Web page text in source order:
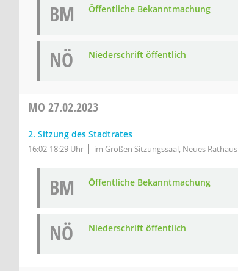
BM Öffentliche Bekanntmachung
NÖ Niederschrift öffentlich
MO 27.02.2023
2. Sitzung des Stadtrates
16:02-18:29 Uhr im Großen Sitzungssaal, Neues Rathaus
BM Öffentliche Bekanntmachung
NÖ Niederschrift öffentlich